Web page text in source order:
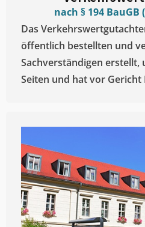
nach § 194
Das
öffentlich bestellten und
Sachverständigen erstellt,
Seiten und hat vor Gericht